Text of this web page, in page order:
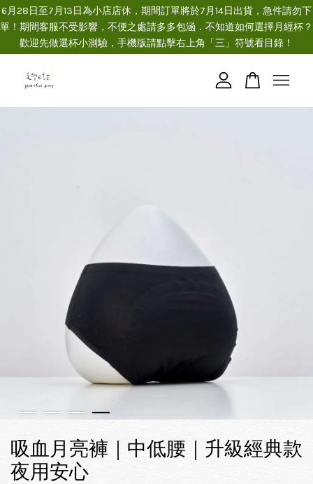
6月28日至7月13日為小店店休，期間訂單將於7月14日出貨，急件請勿下
單！期間客服不受影響，不便之處請多多包涵．不知道如何選擇月經杯？
歡迎先做選杯小測驗，手機版請點擊右上角「三」符號看目錄！
吸血月亮褲｜中低腰｜升級經典款
夜用安心
您的購物車目前還是空的。